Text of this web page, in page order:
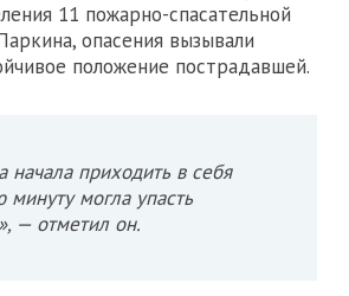
11 пожарно-спасательной
опасения вызывали
положение пострадавшей.
начала приходить в себя
могла упасть
— отметил он.